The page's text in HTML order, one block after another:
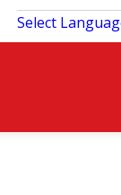
Select